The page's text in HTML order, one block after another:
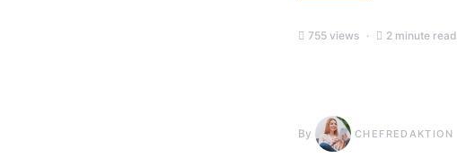
755 views 2 minute read
By CHEFREDAKTION